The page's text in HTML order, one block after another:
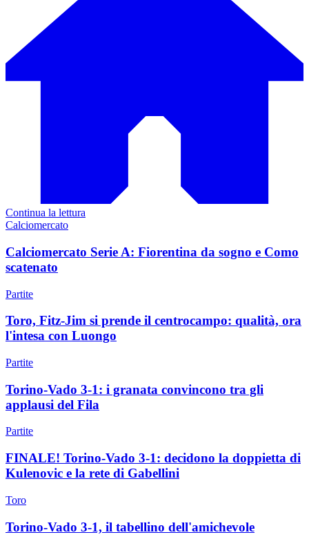
Continua la lettura
Calciomercato
Calciomercato Serie A: Fiorentina da sogno e Como
scatenato
Partite
Toro, Fitz-Jim si prende il centrocampo: qualità, ora
l'intesa con Luongo
Partite
Torino-Vado 3-1: i granata convincono tra gli
applausi del Fila
Partite
FINALE! Torino-Vado 3-1: decidono la doppietta di
Kulenovic e la rete di Gabellini
Toro
Torino-Vado 3-1, il tabellino dell'amichevole